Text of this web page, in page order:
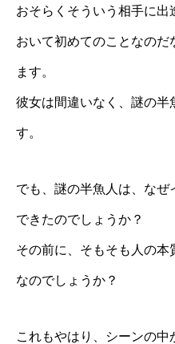
おそらくそういう相手に出
おいて初めてのことなのだ
ます。
彼女は間違いなく、謎の
す。
でも、謎の半魚人は、な
できたのでしょうか？
その前に、そもそも人の本
なのでしょうか？
これもやはり、シーンの